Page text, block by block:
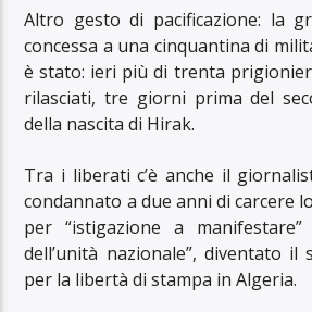
Altro gesto di pacificazione: la
concessa a una cinquantina di
è stato: ieri più di trenta
rilasciati, tre giorni prima del
della nascita di Hirak.
Tra i liberati c’è anche il
condannato a due anni di carcere
per “istigazione a manifestare”
dell’unità nazionale”, diventato
per la libertà di stampa in Algeria.